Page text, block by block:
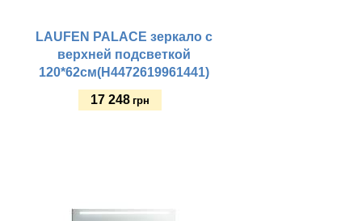
LAUFEN PALACE зеркало с
верхней подсветкой
120*62см(H4472619961441)
17 248 грн